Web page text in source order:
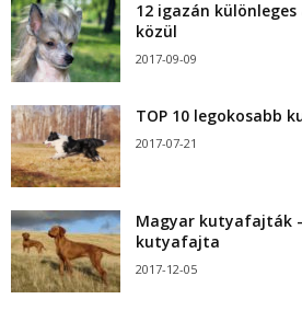
12 igazán
közül
2017-09-09
TOP 10 legokosabb
2017-07-21
Magyar kutyafajták
kutyafajta
2017-12-05